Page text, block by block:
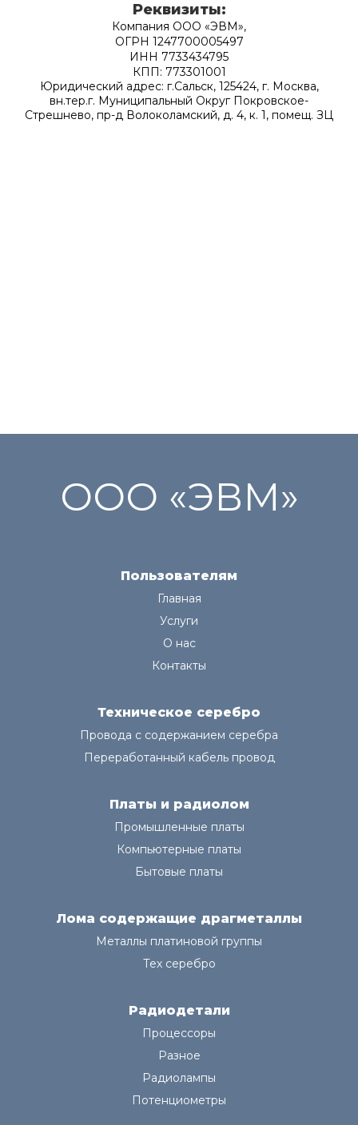
Реквизиты:
Компания ООО «ЭВМ»,
ОГРН 1247700005497
ИНН 7733434795
КПП: 773301001
Юридический адрес: г.Сальск, 125424, г. Москва,
вн.тер.г. Муниципальный Округ Покровское-
Стрешнево, пр-д Волоколамский, д. 4, к. 1, помещ. ЗЦ
ООО «ЭВМ»
Пользователям
Главная
Услуги
О нас
Контакты
Техническое серебро
Провода с содержанием серебра
Переработанный кабель провод
Платы и радиолом
Промышленные платы
Компьютерные платы
Бытовые платы
Лома содержащие драгметаллы
Металлы платиновой группы
Тех серебро
Радиодетали
Процессоры
Разное
Радиолампы
Потенциометры